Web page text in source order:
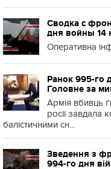
Сводка с
дня войны 14
Оперативна
Ранок 995-го
Головне за
Армія вбивць
росії завдала
балістичними сн...
Зведення з
994-го дня